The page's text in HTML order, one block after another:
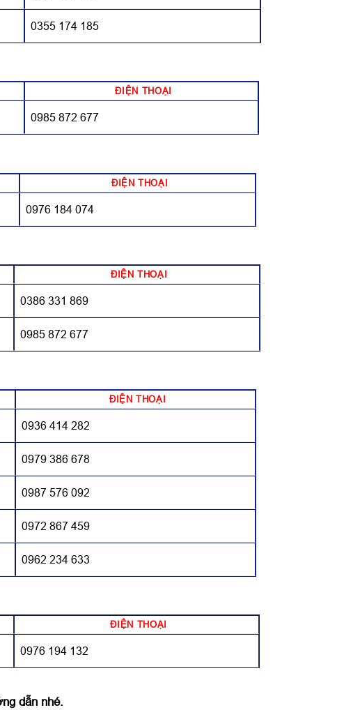
0355 174 185
ĐIỆN THOẠI
0985 872 677
ĐIỆN THOẠI
0976 184 074
ĐIỆN THOẠI
0386 331 869
0985 872 677
ĐIỆN THOẠI
0936 414 282
0979 386 678
0987 576 092
0972 867 459
0962 234 633
ĐIỆN THOẠI
0976 194 132
dẫn nhé.